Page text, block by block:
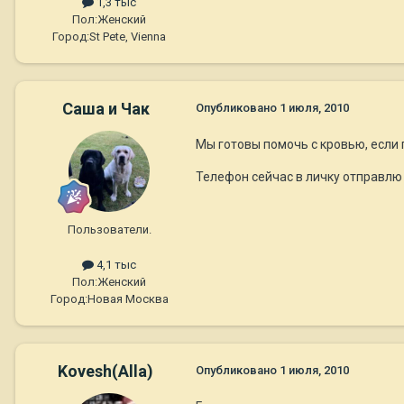
Пол:Женский
Город:St Pete, Vienna
Саша и Чак
Пользователи.
4,1 тыс
Пол:Женский
Город:Новая Москва
Опубликовано 1 июля, 2010
Мы готовы помочь с кровью, если
Телефон сейчас в личку отправлю
Kovesh(Alla) Опубликовано 1 июля, 2010